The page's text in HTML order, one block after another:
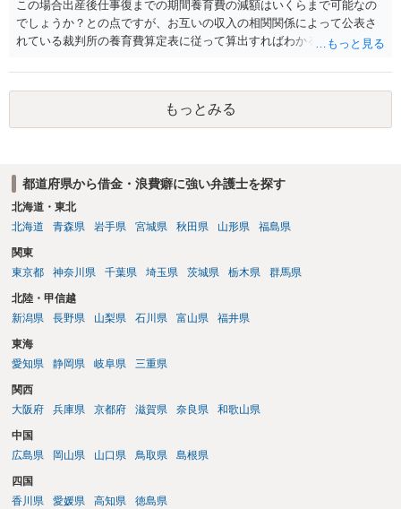
この場合出産後仕事復までの期間養育費の減額はいくらまで可能なの
でしょうか？との点ですが、お互いの収入の相関関係によって公表さ
れている裁判所の養育費算定表に従って算出すればわかるかと思いま
です。ご参考にしてください。
もっとみる
都道府県から借金・浪費癖に強い弁護士を探す
北海道・東北
北海道
青森県 岩手県 宮城県 秋田県 山形県 福島県
関東
東京都
神奈川県 千葉県 埼玉県 茨城県 栃木県 群馬県
北陸・甲信越
新潟県
長野県 山梨県 石川県 富山県 福井県
東海
愛知県
静岡県 岐阜県 三重県
関西
大阪府
兵庫県 京都府 滋賀県 奈良県 和歌山県
中国
広島県
岡山県 山口県 鳥取県 島根県
四国
香川県
愛媛県 高知県 徳島県